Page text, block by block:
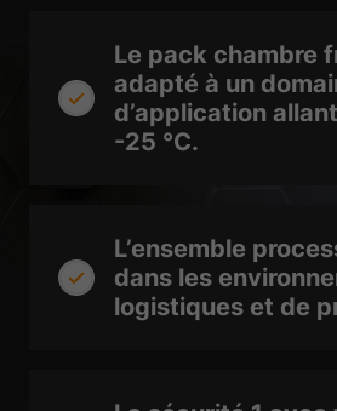
Le pack chambre
adapté à un
d’application
-25 °C.
L’ensemble
dans les
logistiques et de